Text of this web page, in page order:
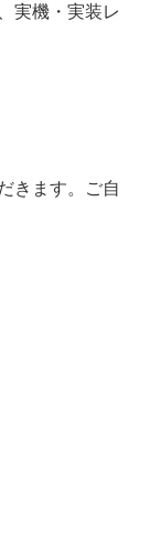
実機・実装レ
きます。ご自